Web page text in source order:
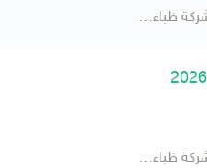
شركة ظباء للسيارات
شركة ظباء للسيارات